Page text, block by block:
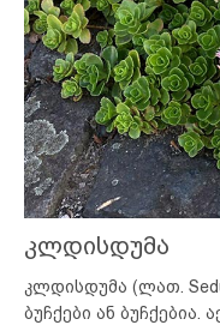
კლდისდუმა
კლდისდუმა (ლათ.
ბუჩქები ან ბუჩქებია.